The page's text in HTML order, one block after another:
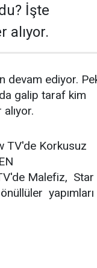
İşte
alıyor.
devam ediyor.
galip taraf kim
TV'de Korkusuz
Malefiz, Star
yapımları